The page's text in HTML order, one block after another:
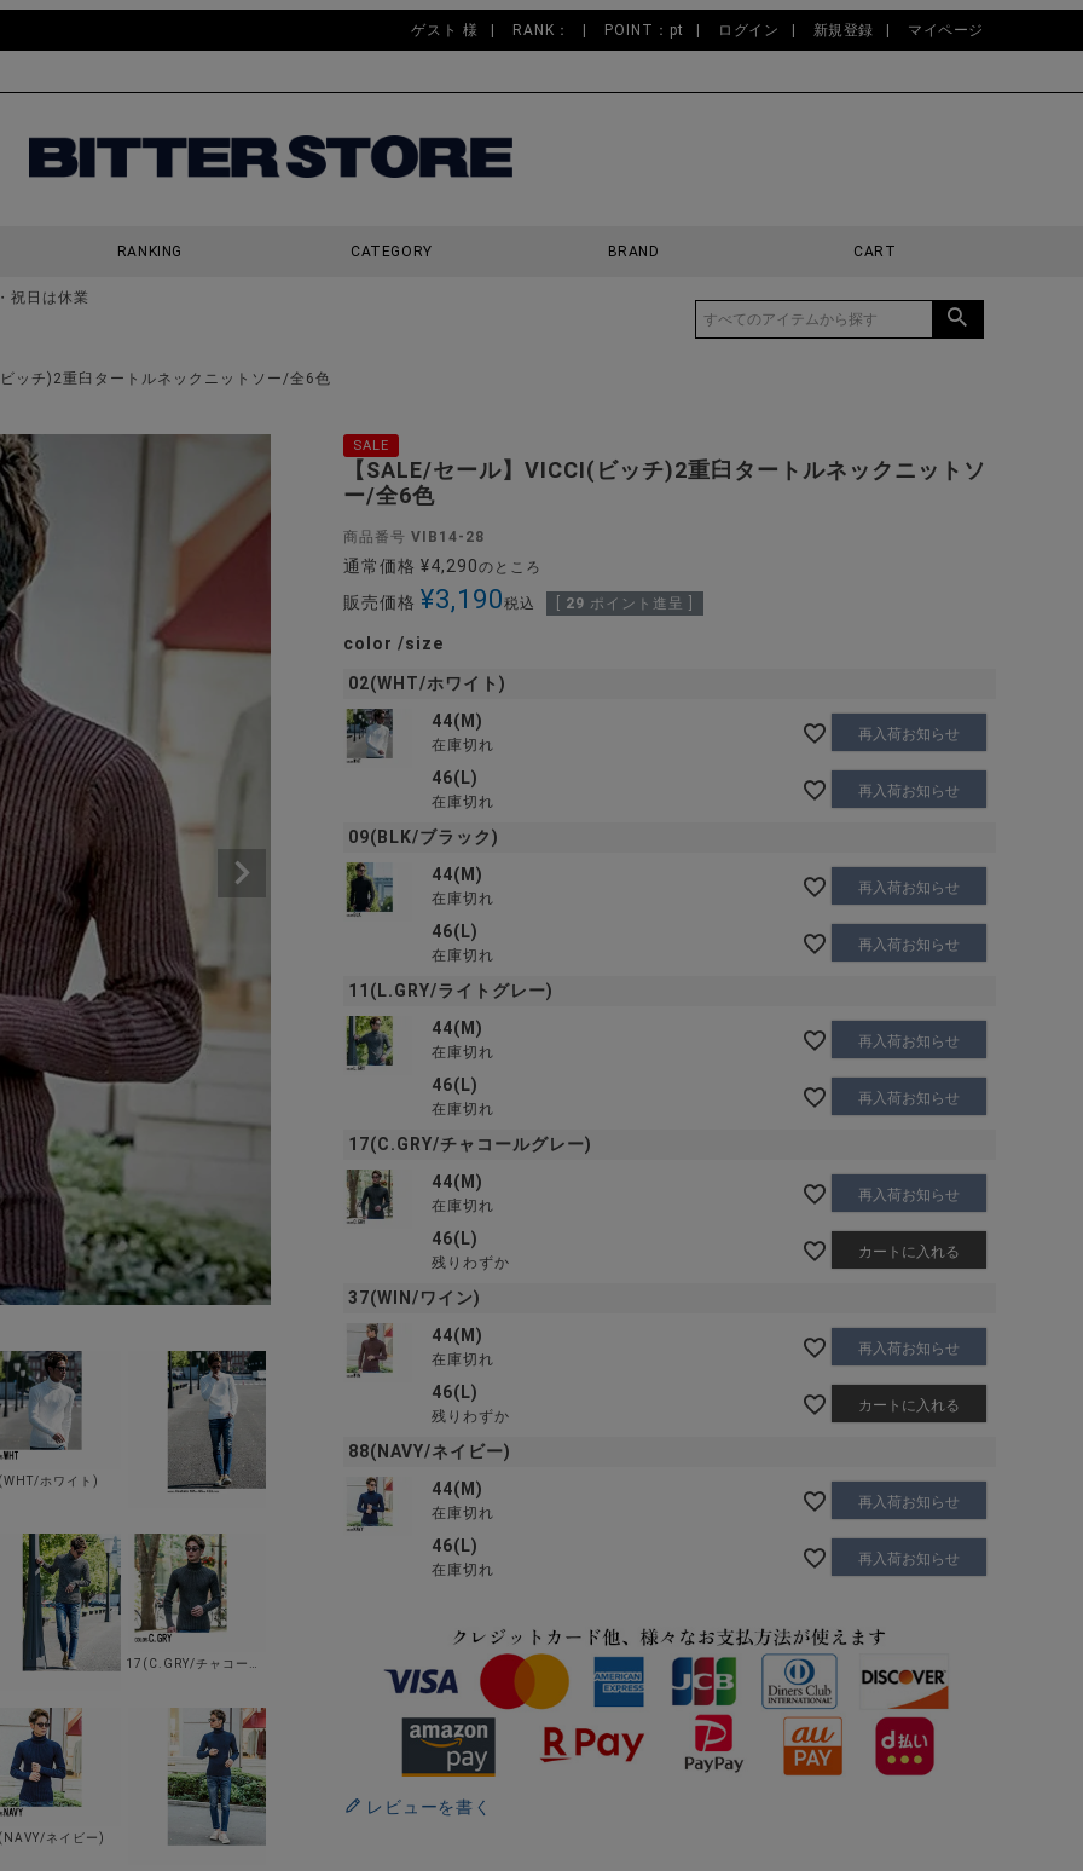
ゲスト 様 RANK： POINT：pt ログイン 新規登録 マイページ
RANKING CATEGORY BRAND CART
祝日は休業
ッチ)2重臼タートルネックニットソー/全6色
ホワイト)
ネイビー)
SALE
【SALE/セール】VICCI(ビッチ)2重臼タートルネックニットソ
ー/全6色
商品番号 VIB14-28
通常価格 ¥4,290のところ
販売価格 ¥3,190税込 29 ポイント進呈 ]
color size
02(WHT/ホワイト)
44(M)
在庫切れ
再入荷お知らせ
46(L)
在庫切れ
再入荷お知らせ
09(BLK/ブラック)
44(M)
在庫切れ
再入荷お知らせ
46(L)
在庫切れ
再入荷お知らせ
11(L.GRY/ライトグレー)
44(M)
在庫切れ
再入荷お知らせ
46(L)
在庫切れ
再入荷お知らせ
17(C.GRY/チャコールグレー)
44(M)
在庫切れ
再入荷お知らせ
46(L)
残りわずか
カートに入れる
37(WIN/ワイン)
44(M)
在庫切れ
再入荷お知らせ
46(L)
残りわずか
カートに入れる
88(NAVY/ネイビー)
44(M)
在庫切れ
再入荷お知らせ
46(L)
在庫切れ
再入荷お知らせ
レビューを書く